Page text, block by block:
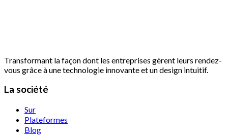
Transformant la façon dont les entreprises gèrent leurs rendez-
vous grâce à une technologie innovante et un design intuitif.
La société
Sur
Plateformes
Blog